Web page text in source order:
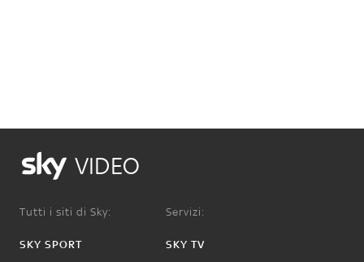
VIDEO
Tutti i siti di Sky:
SKY SPORT
Servizi:
SKY TV